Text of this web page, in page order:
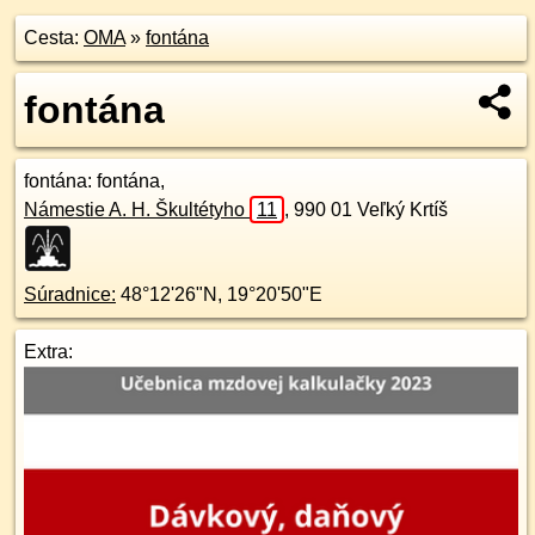
Cesta: OMA» fontána
fontána
fontána: fontána,
Námestie A. H. Škultétyho
11 , 990 01 Veľký Krtíš
Súradnice: 48°12'26"N , 19°20'50"E
Extra: